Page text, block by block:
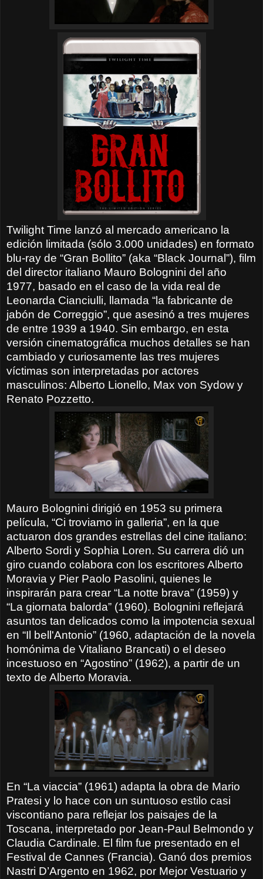
Twilight Time lanzó al mercado americano la
edición limitada (sólo 3.000 unidades) en formato
blu-ray de “Gran Bollito” (aka “Black Journal”), film
del director italiano Mauro Bolognini del año
1977, basado en el caso de la vida real de
Leonarda Cianciulli, llamada “la fabricante de
jabón de Correggio”, que asesinó a tres mujeres
de entre 1939 a 1940. Sin embargo, en esta
versión cinematográfica muchos detalles se han
cambiado y curiosamente las tres mujeres
víctimas son interpretadas por actores
masculinos: Alberto Lionello, Max von Sydow y
Renato Pozzetto.
Mauro Bolognini dirigió en 1953 su primera
película, “Ci troviamo in galleria”, en la que
actuaron dos grandes estrellas del cine italiano:
Alberto Sordi y Sophia Loren. Su carrera dió un
giro cuando colabora con los escritores Alberto
Moravia y Pier Paolo Pasolini, quienes le
inspirarán para crear “La notte brava” (1959) y
“La giornata balorda” (1960). Bolognini reflejará
asuntos tan delicados como la impotencia sexual
en “Il bell'Antonio” (1960, adaptación de la novela
homónima de Vitaliano Brancati) o el deseo
incestuoso en “Agostino” (1962), a partir de un
texto de Alberto Moravia.
En “La viaccia” (1961) adapta la obra de Mario
Pratesi y lo hace con un suntuoso estilo casi
viscontiano para reflejar los paisajes de la
Toscana, interpretado por Jean-Paul Belmondo y
Claudia Cardinale. El film fue presentado en el
Festival de Cannes (Francia). Ganó dos premios
Nastri D’Argento en 1962, por Mejor Vestuario y